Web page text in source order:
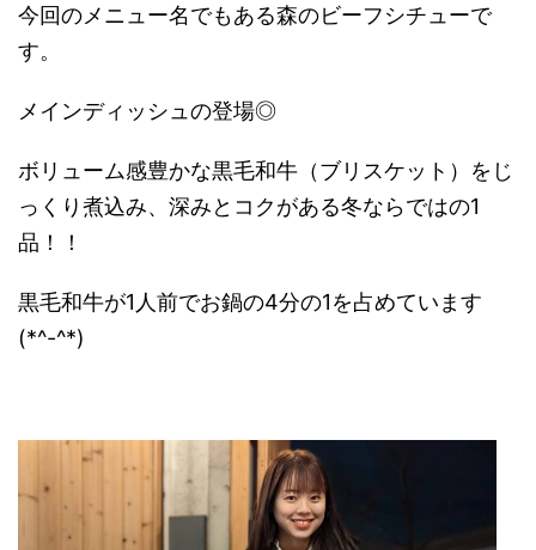
今回のメニュー名でもある森のビーフシチューで
す。
メインディッシュの登場◎
ボリューム感豊かな黒毛和牛（ブリスケット）をじ
っくり煮込み、深みとコクがある冬ならではの1
品！！
黒毛和牛が1人前でお鍋の4分の1を占めています
(*^-^*)